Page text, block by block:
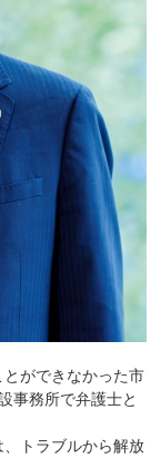
ができなかった市
事務所で弁護士と
トラブルから解放